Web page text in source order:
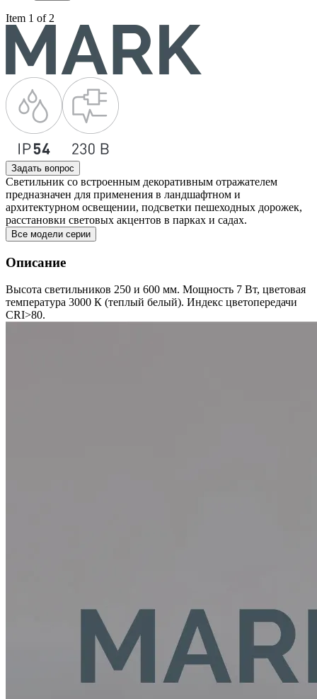
Item 1 of 2
Задать вопрос
Светильник со встроенным декоративным отражателем
предназначен для применения в ландшафтном и
архитектурном освещении, подсветки пешеходных дорожек,
расстановки световых акцентов в парках и садах.
Все модели серии
Описание
Высота светильников 250 и 600 мм. Мощность 7 Вт, цветовая
температура 3000 К (теплый белый). Индекс цветопередачи
CRI>80.